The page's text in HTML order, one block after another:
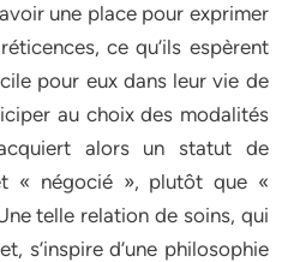
une place pour exprimer
ce qu’ils espèrent
pour eux dans leur vie de
au choix des modalités
alors un statut de
« négocié », plutôt que «
telle relation de soins, qui
s’inspire d’une philosophie